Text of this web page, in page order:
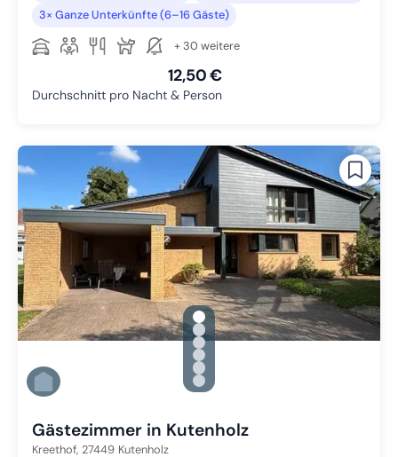
3× Ganze Unterkünfte (6–16 Gäste)
+ 30 weitere
12,50 €
Durchschnitt pro Nacht & Person
gallery.slide_selector
Zu Slide 1 wechseln
Zu Slide 2 wechseln
Zu Slide 3 wechseln
Zu Slide 4 wechseln
Zu Slide 5 wechseln
Zu Slide 6 wechseln
Gästezimmer in Kutenholz
Kreethof, 27449 Kutenholz